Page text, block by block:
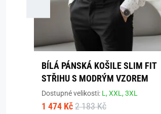
BÍLÁ PÁNSKÁ KOŠILE SLIM FIT
STŘIHU S MODRÝM VZOREM
Dostupné velikosti: L,XXL,3XL
1 474 Kč 2 183 Kč